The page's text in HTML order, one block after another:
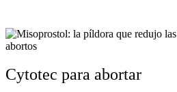
Cytotec para abortar